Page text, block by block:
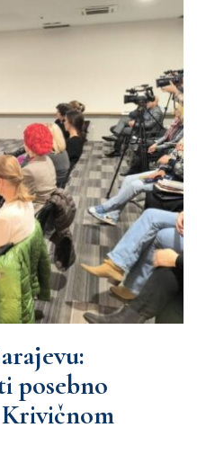
posebno